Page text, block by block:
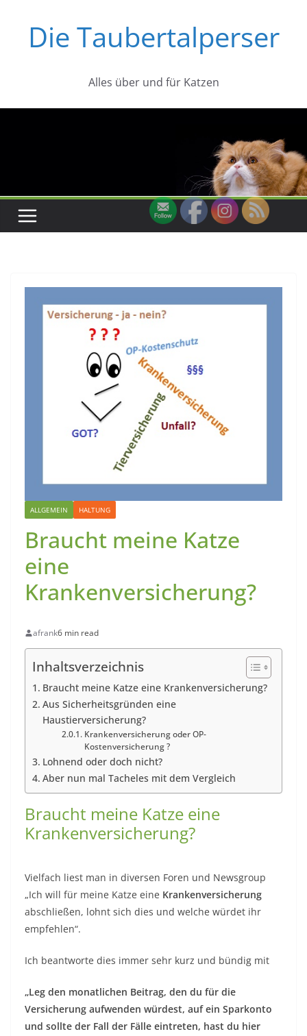
springenDie Taubertalperser
Alles über und für Katzen
ALLGEMEIN HALTUNG
Braucht meine Katze
eine
Krankenversicherung?
afrank6 min read
Inhaltsverzeichnis
Braucht meine Katze eine Krankenversicherung?
Aus Sicherheitsgründen eine
Haustierversicherung?
Krankenversicherung oder OP-
Kostenversicherung ?
Lohnend oder doch nicht?
Aber nun mal Tacheles mit dem Vergleich
Braucht meine Katze eine
Krankenversicherung?
Vielfach liest man in diversen Foren und Newsgroup
„Ich will für meine Katze eine Krankenversicherung
abschließen, lohnt sich dies und welche würdet ihr
empfehlen“.
Ich beantworte dies immer sehr kurz und bündig mit
„Leg den monatlichen Beitrag, den du für die
Versicherung aufwenden würdest, auf ein Sparkonto
und sollte der Fall der Fälle eintreten, hast du hier